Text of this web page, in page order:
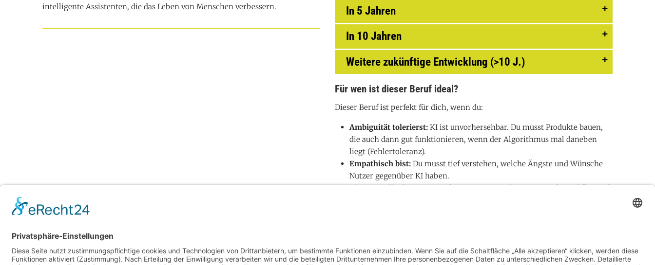
intelligente Assistenten, die das Leben von Menschen verbessern.
In 5 Jahren
In 10 Jahren
Weitere zukünftige Entwicklung (>10 J.)
Für wen ist dieser Beruf ideal?
Dieser Beruf ist perfekt für dich, wenn du:
Ambiguität tolerierst: KI ist unvorhersehbar. Du musst Produkte bauen,
die auch dann gut funktionieren, wenn der Algorithmus mal daneben
liegt (Fehlertoleranz).
Empathisch bist: Du musst tief verstehen, welche Ängste und Wünsche
Nutzer gegenüber KI haben.
Ein Generalist bist:Du sprichst Business, Tech, Design und Legal fließend.
JOBfellow ist ein Projekt der ai-port GmbH | Steinfurter Straße 104 | 48149 Münster |
Impressum| Datenschutzerklärung